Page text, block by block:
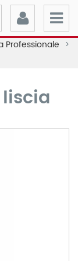
Professionale